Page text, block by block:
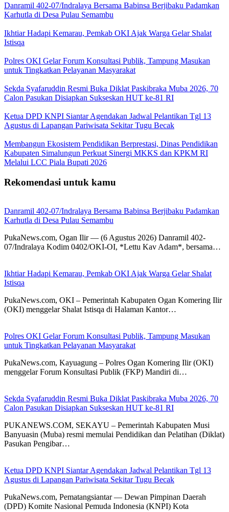
Danramil 402-07/Indralaya Bersama Babinsa Berjibaku Padamkan
Karhutla di Desa Pulau Semambu
Ikhtiar Hadapi Kemarau, Pemkab OKI Ajak Warga Gelar Shalat
Istisqa
Polres OKI Gelar Forum Konsultasi Publik, Tampung Masukan
untuk Tingkatkan Pelayanan Masyarakat
Sekda Syafaruddin Resmi Buka Diklat Paskibraka Muba 2026, 70
Calon Pasukan Disiapkan Sukseskan HUT ke-81 RI
Ketua DPD KNPI Siantar Agendakan Jadwal Pelantikan Tgl 13
Agustus di Lapangan Pariwisata Sekitar Tugu Becak
Membangun Ekosistem Pendidikan Berprestasi, Dinas Pendidikan
Kabupaten Simalungun Perkuat Sinergi MKKS dan KPKM RI
Melalui LCC Piala Bupati 2026
Rekomendasi untuk kamu
Danramil 402-07/Indralaya Bersama Babinsa Berjibaku Padamkan
Karhutla di Desa Pulau Semambu
PukaNews.com, Ogan Ilir — (6 Agustus 2026) Danramil 402-
07/Indralaya Kodim 0402/OKI-OI, *Lettu Kav Adam*, bersama…
Ikhtiar Hadapi Kemarau, Pemkab OKI Ajak Warga Gelar Shalat
Istisqa
PukaNews.com, OKI – Pemerintah Kabupaten Ogan Komering Ilir
(OKI) menggelar Shalat Istisqa di Halaman Kantor…
Polres OKI Gelar Forum Konsultasi Publik, Tampung Masukan
untuk Tingkatkan Pelayanan Masyarakat
PukaNews.com, Kayuagung – Polres Ogan Komering Ilir (OKI)
menggelar Forum Konsultasi Publik (FKP) Mandiri di…
Sekda Syafaruddin Resmi Buka Diklat Paskibraka Muba 2026, 70
Calon Pasukan Disiapkan Sukseskan HUT ke-81 RI
PUKANEWS.COM, SEKAYU – Pemerintah Kabupaten Musi
Banyuasin (Muba) resmi memulai Pendidikan dan Pelatihan (Diklat)
Pasukan Pengibar…
Ketua DPD KNPI Siantar Agendakan Jadwal Pelantikan Tgl 13
Agustus di Lapangan Pariwisata Sekitar Tugu Becak
PukaNews.com, Pematangsiantar — Dewan Pimpinan Daerah
(DPD) Komite Nasional Pemuda Indonesia (KNPI) Kota